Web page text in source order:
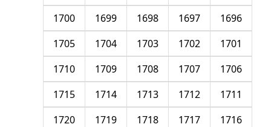
1696
1697
1698
1699
1700
1701
1702
1703
1704
1705
1706
1707
1708
1709
1710
1711
1712
1713
1714
1715
1716
1717
1718
1719
1720